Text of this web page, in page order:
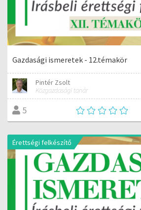
Gazdasági ismeretek - 12.témakör
Pintér Zsolt
Közgazdasági tanár
5
Érettségi felkészítő